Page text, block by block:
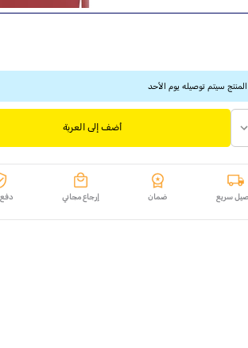
سيتم توصيله يوم الأحد
أضف إلى العربة
سريع ضمان إرجاع مجاني